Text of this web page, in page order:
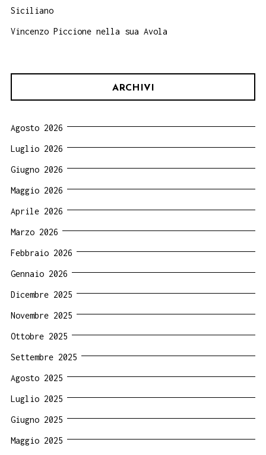
Siciliano
Vincenzo Piccione nella sua Avola
ARCHIVI
Agosto 2026
Luglio 2026
Giugno 2026
Maggio 2026
Aprile 2026
Marzo 2026
Febbraio 2026
Gennaio 2026
Dicembre 2025
Novembre 2025
Ottobre 2025
Settembre 2025
Agosto 2025
Luglio 2025
Giugno 2025
Maggio 2025